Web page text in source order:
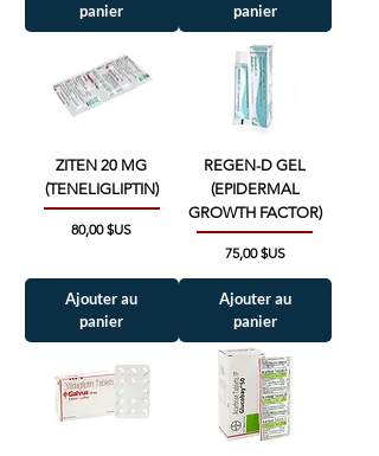
panier
panier
ZITEN 20 MG
(TENELIGLIPTIN)
Prix
80,00 $US
Ajouter au
panier
REGEN-D GEL
(EPIDERMAL
GROWTH FACTOR)
Prix
75,00 $US
Ajouter au
panier